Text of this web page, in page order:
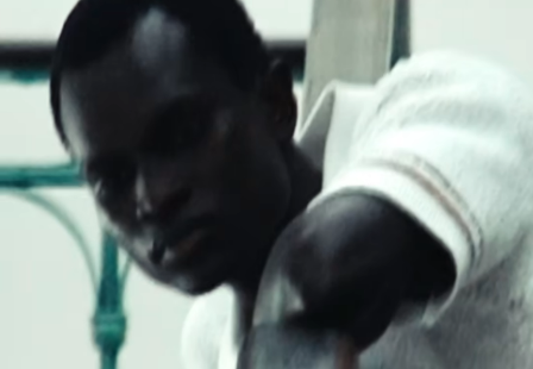
Compartimento principal con cremallera y tirador de piel
Un bolsillo interior con cremallera, un bolsillo de parche
interior
Cocodrilo estampado en relieve al tono en la base
Descubre más aquí